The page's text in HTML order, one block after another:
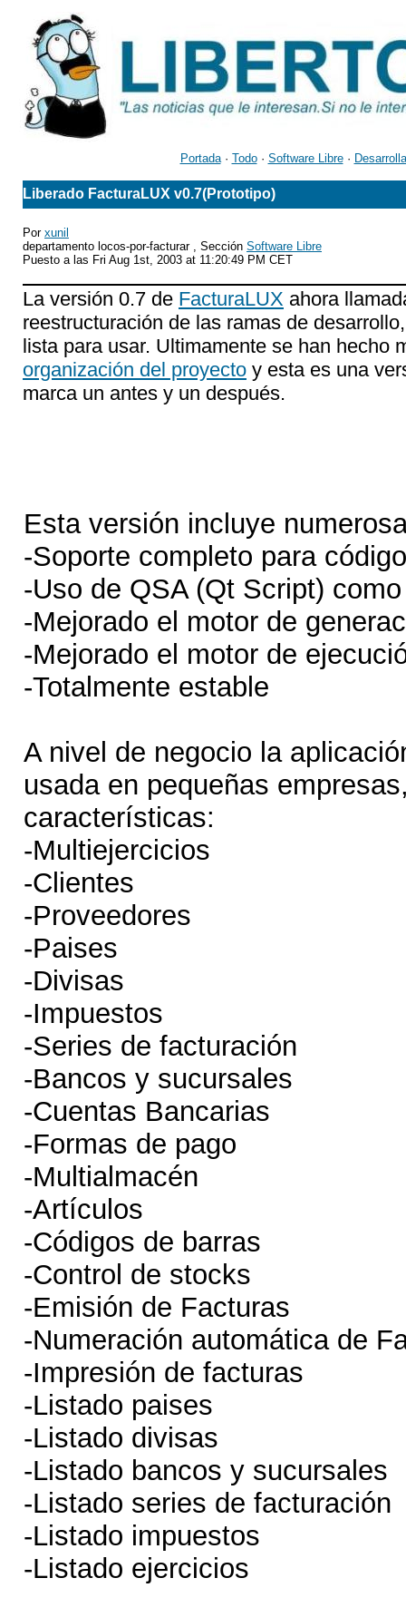
Portada· Todo· Software Libre·
Liberado FacturaLUX v0.7(Prototipo)
Por xunil
departamento locos-por-facturar , Sección Software Libre
Puesto a las Fri Aug 1st, 2003 at 11:20:49 PM CET
La versión 0.7 de FacturaLUX ahora
reestructuración de las ramas de
lista para usar. Ultimamente se han hecho
organización del proyecto y esta es una
marca un antes y un después.
Esta versión incluye
-Soporte completo para
-Uso de QSA (Qt Script)
-Mejorado el motor de
-Mejorado el motor de
-Totalmente estable
A nivel de negocio la
usada en pequeñas
características:
-Multiejercicios
-Clientes
-Proveedores
-Paises
-Divisas
-Impuestos
-Series de facturación
-Bancos y sucursales
-Cuentas Bancarias
-Formas de pago
-Multialmacén
-Artículos
-Códigos de barras
-Control de stocks
-Emisión de Facturas
-Numeración automática de
-Impresión de facturas
-Listado paises
-Listado divisas
-Listado bancos y sucursales
-Listado series de facturación
-Listado impuestos
-Listado ejercicios